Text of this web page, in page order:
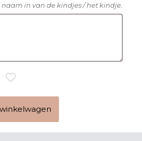
naam in van de kindjes / het kindje.